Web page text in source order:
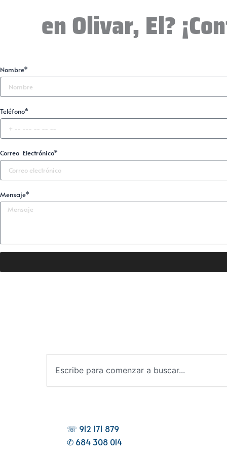
en Olivar, El?
Nombre*
Teléfono*
Correo Electrónico*
Mensaje*
c
☏ 912 171 879
✆ 684 308 014